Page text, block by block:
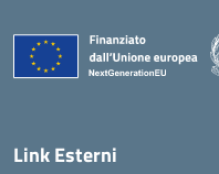
Link Esterni